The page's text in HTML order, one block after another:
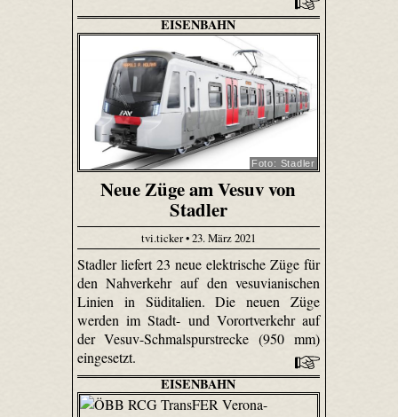
EISENBAHN
Foto: Stadler
Neue Züge am Vesuv von
Stadler
tvi.ticker • 23. März 2021
Stadler liefert 23 neue elektrische Züge für
den Nahverkehr auf den vesuvianischen
Linien in Süditalien. Die neuen Züge
werden im Stadt- und Vorortverkehr auf
der Vesuv-Schmalspurstrecke (950 mm)
eingesetzt.
EISENBAHN